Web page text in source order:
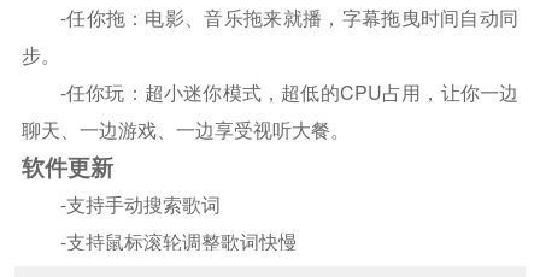
-任你拖：电影、音乐拖来就播，字幕拖曳时间自动同
步。
-任你玩：超小迷你模式，超低的CPU占用，让你一边
聊天、一边游戏、一边享受视听大餐。
软件更新
-支持手动搜索歌词
-支持鼠标滚轮调整歌词快慢